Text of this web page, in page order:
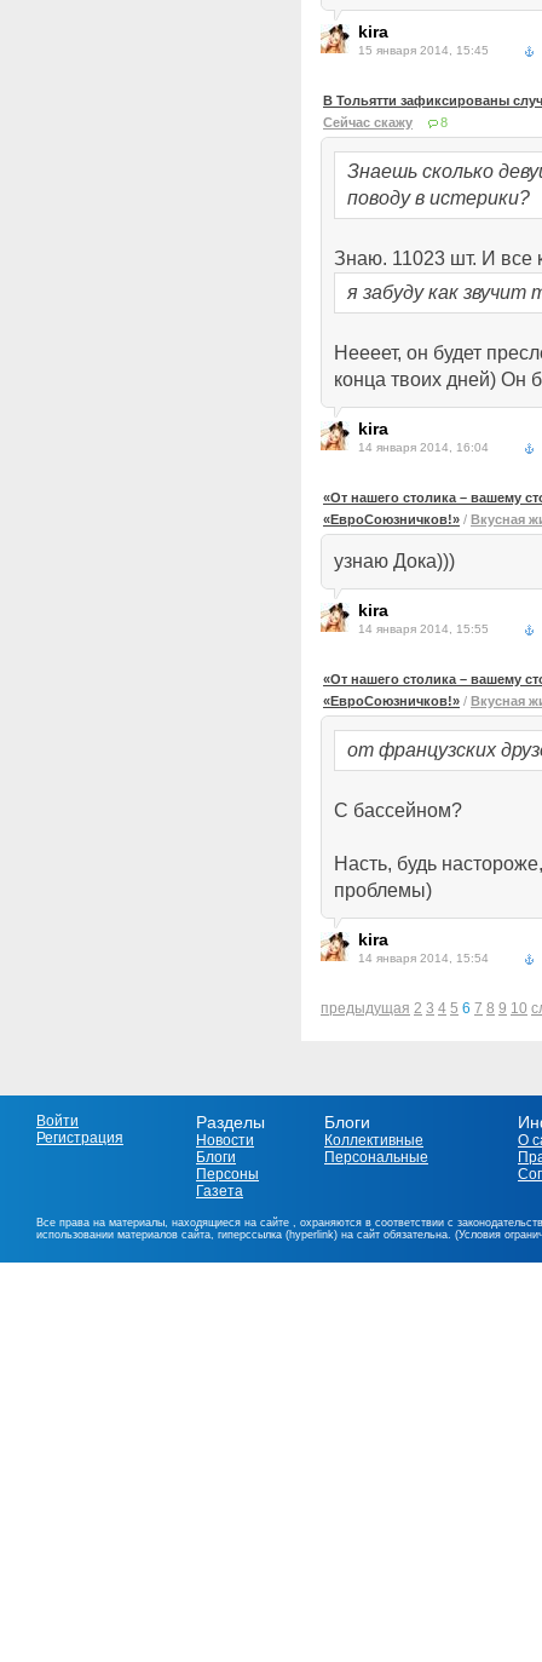
kira
15 января 2014, 15:45
В Тольятти зафиксированы
Сейчас скажу
8
Знаешь сколько
поводу в истерики?
Знаю. 11023 шт. И все
я забуду как звучит
Неееет, он будет
конца твоих дней) Он
kira
14 января 2014, 16:04
«От нашего столика – вашему
«ЕвроСоюзничков!» / Вкусная
узнаю Дока)))
kira
14 января 2014, 15:55
«От нашего столика – вашему
«ЕвроСоюзничков!» / Вкусная
от французских
С бассейном?
Насть, будь
проблемы)
kira
14 января 2014, 15:54
предыдущая 2 3 4 5 6 7 8 9 10
Войти
Регистрация
Разделы
Новости
Блоги
Персоны
Газета
Блоги
Коллективные
Персональные
О
Все права на материалы, находящиеся на сайте , охраняются в соответствии с
использовании материалов сайта, гиперссылка (hyperlink) на сайт обязательна. (Условия